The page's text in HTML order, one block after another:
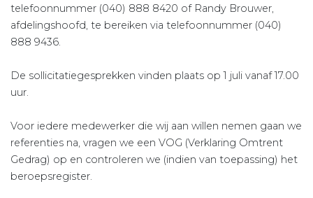
telefoonnummer (040) 888 8420 of Randy Brouwer,
afdelingshoofd, te bereiken via telefoonnummer (040)
888 9436.
De sollicitatiegesprekken vinden plaats op 1 juli vanaf 17.00
uur.
Voor iedere medewerker die wij aan willen nemen gaan we
referenties na, vragen we een VOG (Verklaring Omtrent
Gedrag) op en controleren we (indien van toepassing) het
beroepsregister.